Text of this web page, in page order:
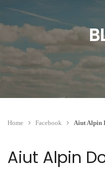
Home Facebook Aiut Alpin
Aiut Alpin